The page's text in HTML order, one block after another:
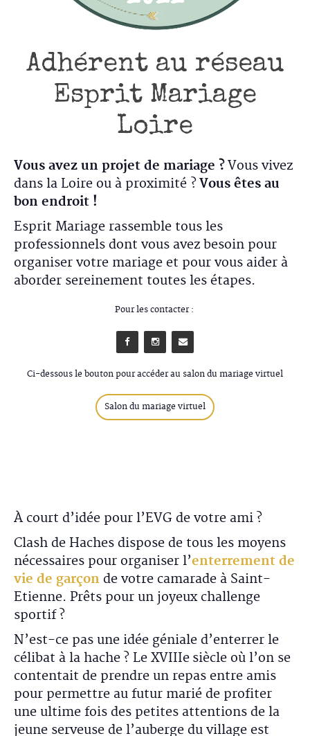
Adhérent au réseau
Esprit Mariage
Loire
Vous avez un projet de mariage ?Vous vivez
dans la Loire ou à proximité ?Vous êtes au
bon endroit !
Esprit Mariage rassemble tous les
professionnels dont vous avez besoin pour
organiser votre mariage et pour vous aider à
aborder sereinement toutes les étapes.
Pour les contacter :
Ci-dessous le bouton pour accéder au salon du mariage virtuel
Salon du mariage virtuel
À court d’idée pour l’EVG de votre ami ?
Clash de Haches dispose de tous les moyens
nécessaires pour organiser l’enterrement de
vie de garçon de votre camarade à Saint-
Etienne. Prêts pour un joyeux challenge
sportif ?
N’est-ce pas une idée géniale d’enterrer le
célibat à la hache ? Le XVIIIe siècle où l’on se
contentait de prendre un repas entre amis
pour permettre au futur marié de profiter
une ultime fois des petites attentions de la
jeune serveuse de l’auberge du village est